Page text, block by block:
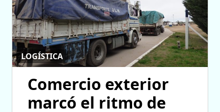
LOGÍSTICA
Comercio exterior
marcó el ritmo de